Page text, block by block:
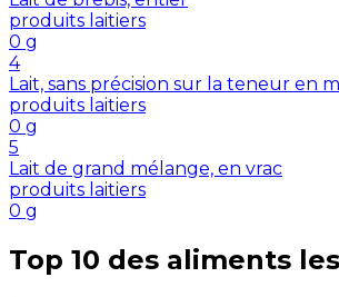
produits laitiers
0 g
4
Lait, sans précision sur la teneur en
produits laitiers
0 g
5
Lait de grand mélange, en vrac
produits laitiers
0 g
Top 10 des aliments